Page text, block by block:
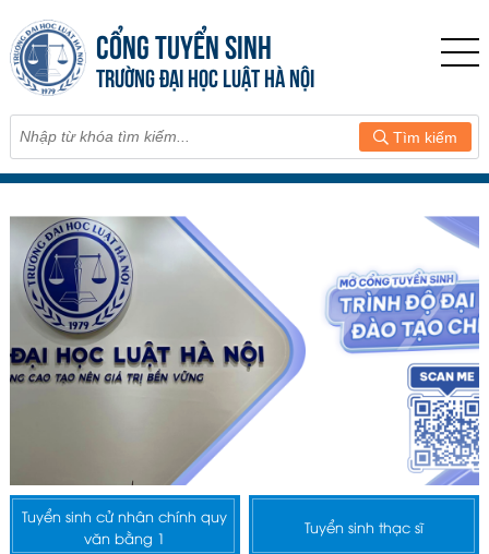
CỔNG TUYỂN SINH
TRƯỜNG ĐẠI HỌC LUẬT HÀ NỘI
Tìm kiếm
Tuyển sinh cử nhân chính quy
văn bằng 1
Tuyển sinh thạc sĩ